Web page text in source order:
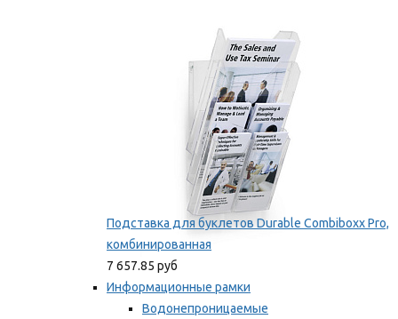
Подставка для буклетов Durable Combiboxx Pro,
комбинированная
7 657.85 руб
Информационные рамки
Водонепроницаемые